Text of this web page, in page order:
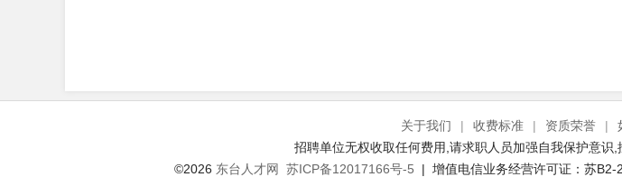
关于我们 | 收费标准 | 资质荣誉 |
招聘单位无权收取任何费用,请求职人员加强自我保护意
©2026 东台人才网 苏ICP备12017166号-5 | 增值电信业务经营许可证：苏